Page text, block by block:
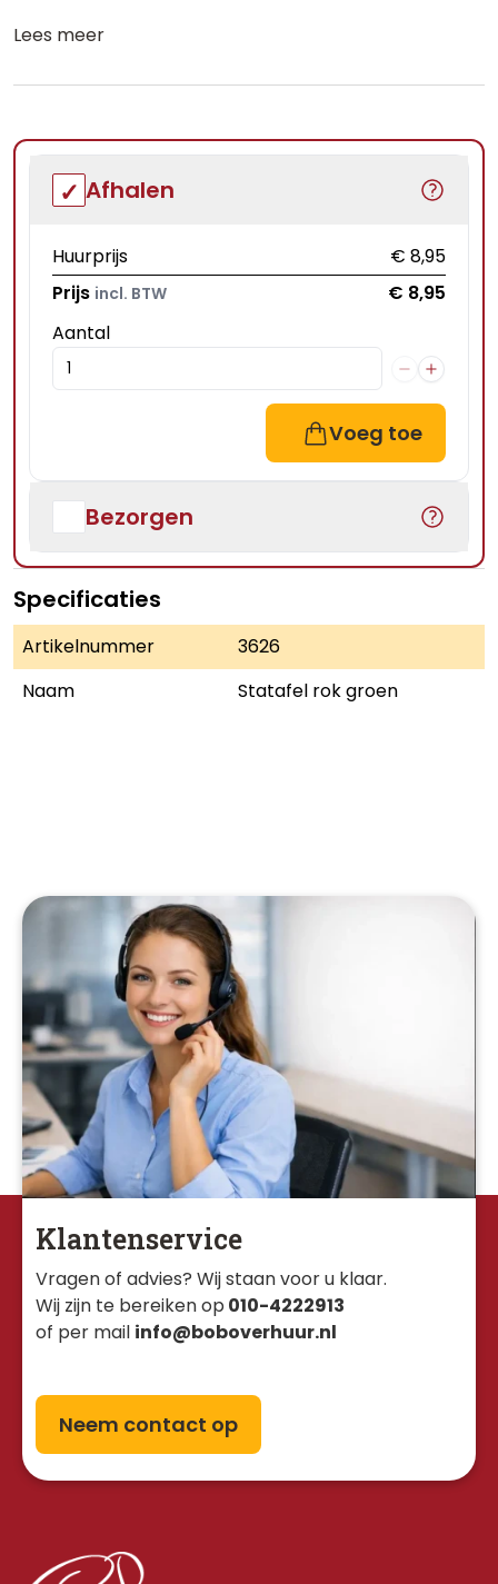
Lees meer
Afhalen
Huurprijs
€ 8,95
Prijs incl. BTW
€ 8,95
Aantal
Voeg toe
Bezorgen
Specificaties
Artikelnummer
3626
Naam
Statafel rok groen
Klantenservice
Vragen of advies? Wij staan voor u klaar.
Wij zijn te bereiken op 010-4222913
of per mail info@boboverhuur.nl
Neem contact op